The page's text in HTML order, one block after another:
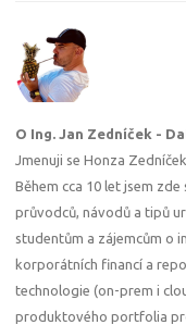
O Ing. Jan Zedníček -
Jmenuji se Honza
Během cca 10 let jsem
průvodců, návodů a tipů
studentům a zájemcům o
korporátních financí a
technologie (on-prem i
produktového portfolia